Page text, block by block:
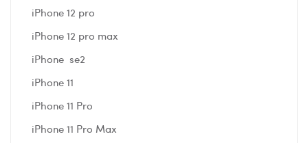
iPhone 12 pro
iPhone 12 pro max
iPhone se2
iPhone 11
iPhone 11 Pro
iPhone 11 Pro Max